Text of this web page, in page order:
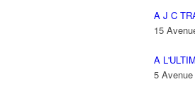
A J C
15
A
5